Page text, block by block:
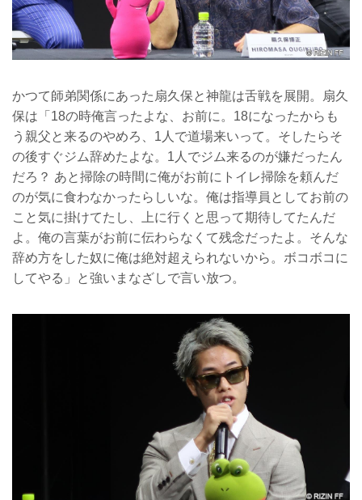
かつて師弟関係にあった扇久保と神龍は舌戦を展開。扇久
保は「18の時俺言ったよな、お前に。18になったからも
う親父と来るのやめろ、1人で道場来いって。そしたらそ
の後すぐジム辞めたよな。1人でジム来るのが嫌だったん
だろ？ あと掃除の時間に俺がお前にトイレ掃除を頼んだ
のが気に食わなかったらしいな。俺は指導員としてお前の
こと気に掛けてたし、上に行くと思って期待してたんだ
よ。俺の言葉がお前に伝わらなくて残念だったよ。そんな
辞め方をした奴に俺は絶対超えられないから。ボコボコに
してやる」と強いまなざしで言い放つ。